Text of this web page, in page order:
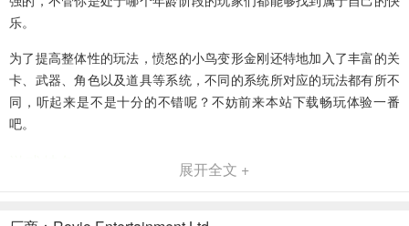
乐。
为了提高整体性的玩法，愤怒的小鸟变形金刚还特地加入了丰富的关
卡、武器、角色以及道具等系统，不同的系统所对应的玩法都有所不
同，听起来是不是十分的不错呢？不妨前来本站下载畅玩体验一番
吧。
展开全文 +